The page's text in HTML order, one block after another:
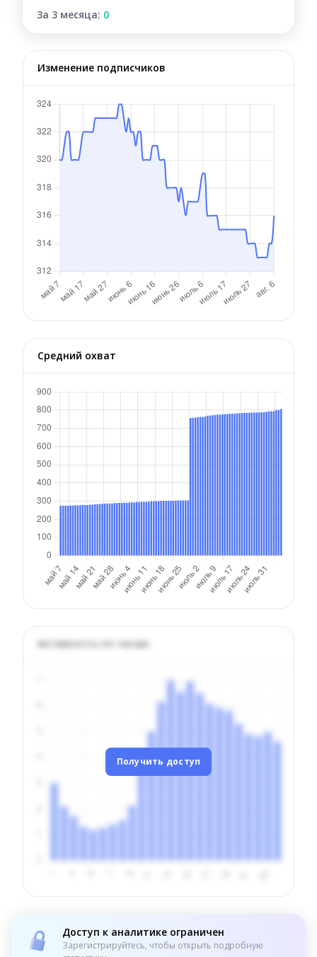
За 3 месяца: 0
Изменение подписчиков
Средний охват
Активность по часам
Получить доступ
Доступ к аналитике ограничен
Зарегистрируйтесь, чтобы открыть подробную